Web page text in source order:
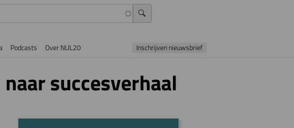
Podcasts Over NUL20 Inschrijven nieuwsbrief
succesverhaal